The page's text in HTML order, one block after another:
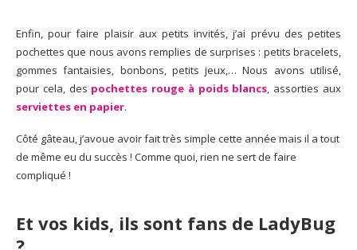
Enfin, pour faire plaisir aux petits invités, j’ai prévu des petites
pochettes que nous avons remplies de surprises : petits bracelets,
gommes fantaisies, bonbons, petits jeux,… Nous avons utilisé,
pour cela, des pochettes rouge à poids blancs, assorties aux
serviettes en papier.
Côté gâteau, j’avoue avoir fait très simple cette année mais il a tout
de même eu du succès ! Comme quoi, rien ne sert de faire
compliqué !
Et vos kids, ils sont fans de LadyBug